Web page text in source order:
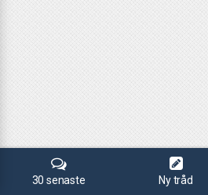
30 senaste Ny tråd